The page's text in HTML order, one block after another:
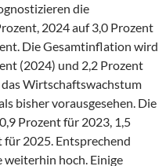
die
2024 auf 3,0 Prozent
Die Gesamtinflation wird
(2024) und 2,2 Prozent
das Wirtschaftswachstum
bisher vorausgesehen. Die
Prozent für 2023, 1,5
2025. Entsprechend
weiterhin hoch. Einige